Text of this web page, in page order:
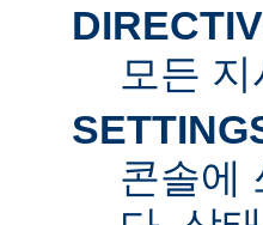
모든
콘솔에